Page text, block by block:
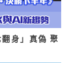
身」真偽 聚